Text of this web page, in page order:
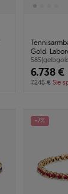
Gold,
585|
6.738 €
7.245 € Sie
-7%